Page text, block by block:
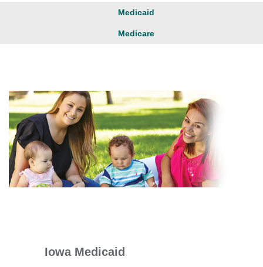
Medicaid
Medicare
Iowa Medicaid